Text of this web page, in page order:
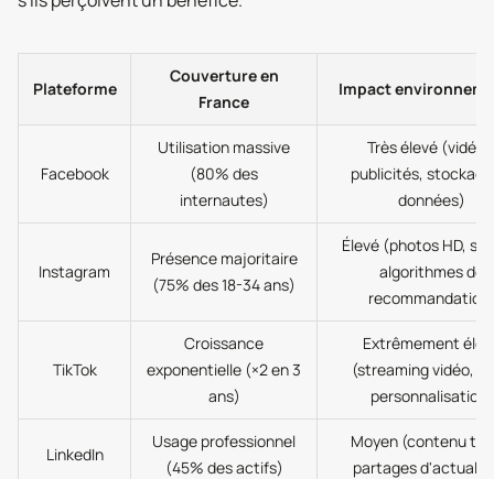
Plateforme
Couverture en
France
Impact
Facebook
Utilisation massive
(80% des
internautes)
Très élevé
publicités,
données)
Instagram
Présence majoritaire
(75% des 18-34 ans)
Élevé (photos HD,
algorithmes de
TikTok
Croissance
exponentielle (×2 en 3
ans)
Extrêmement
(streaming vidéo, IA
personnalisation)
LinkedIn
Usage professionnel
(45% des actifs)
Moyen (contenu
partages